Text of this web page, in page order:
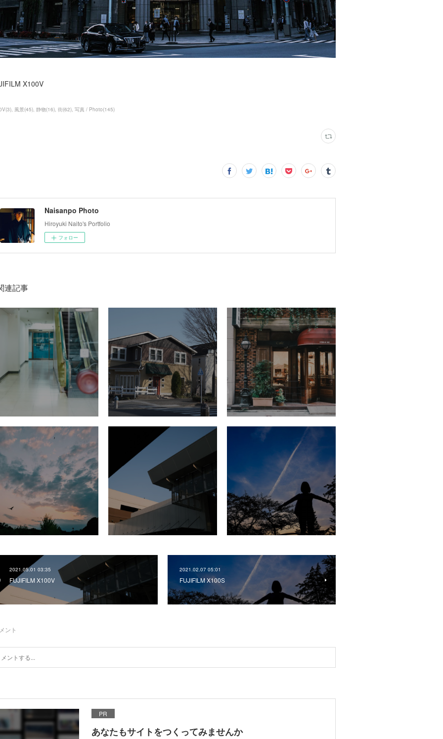
X100V
(3) 風景(45) 静物(16) 街(62) 写真 / Photo(145)
Naisanpo Photo
Hiroyuki Naito's Portfolio
フォロー
連記事
2021.05.01 03:35
FUJIFILM X100V
2021.02.07 05:01
FUJIFILM X100S
ント
PR
あなたもサイトをつくってみませんか